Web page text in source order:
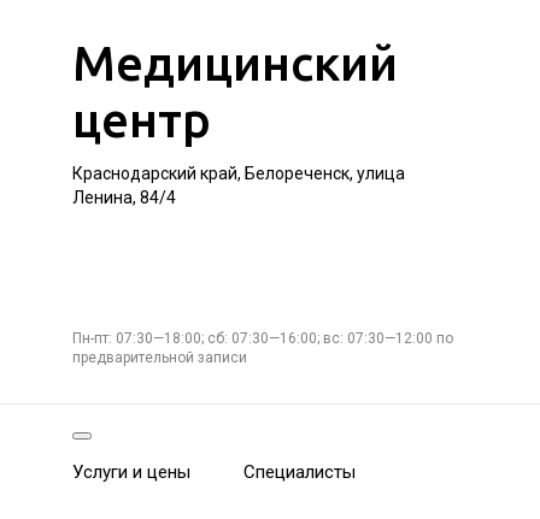
Медицинский
центр
Краснодарский край, Белореченск, улица
Ленина, 84/4
Пн-пт: 07:30—18:00; сб: 07:30—16:00; вс: 07:30—12:00 по
предварительной записи
Услуги и цены Специалисты